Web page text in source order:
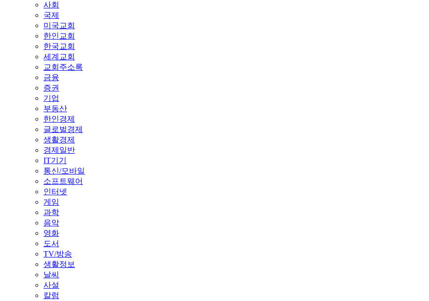
사회
국제
미국교회
한인교회
한국교회
세계교회
교회주소록
금융
증권
기업
부동산
한인경제
글로벌경제
생활경제
경제일반
IT기기
통신/모바일
소프트웨어
인터넷
게임
과학
음악
영화
도서
TV/방송
생활정보
날씨
사설
칼럼